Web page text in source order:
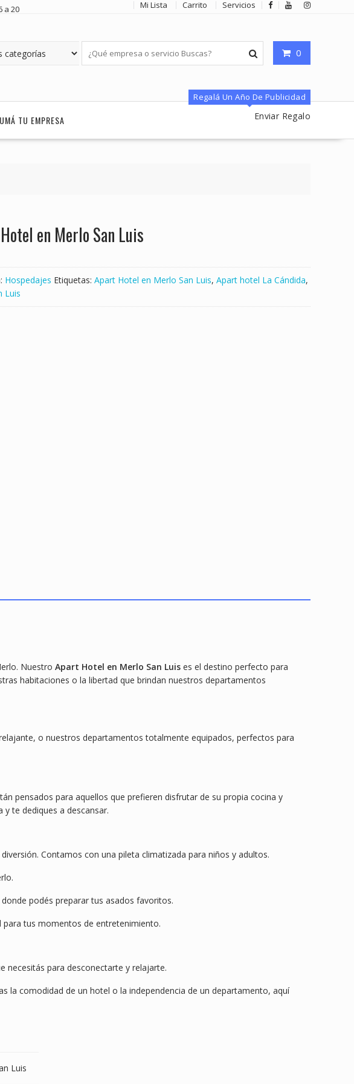
a 20 Mi Lista Carrito Servicios
0
TU EMPRESA
Regalá Un Año De Publicidad
Enviar Regalo
en Merlo San Luis
Hospedajes Etiquetas: Apart Hotel en Merlo San Luis, Apart hotel La Cándida,
Luis
Nuestro Apart Hotel en Merlo San Luis es el destino perfecto para
habitaciones o la libertad que brindan nuestros departamentos
o nuestros departamentos totalmente equipados, perfectos para
pensados para aquellos que prefieren disfrutar de su propia cocina y
te dediques a descansar.
Contamos con una pileta climatizada para niños y adultos.
podés preparar tus asados favoritos.
tus momentos de entretenimiento.
necesitás para desconectarte y relajarte.
la comodidad de un hotel o la independencia de un departamento, aquí